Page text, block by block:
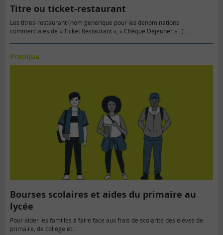
Titre ou ticket-restaurant
Les titres-restaurant (nom générique pour les dénominations
commerciales de « Ticket Restaurant », « Chèque Déjeuner »…)
Pratique
Bourses scolaires et aides du primaire au
lycée
Pour aider les familles à faire face aux frais de scolarité des élèves de
primaire, de collège et…